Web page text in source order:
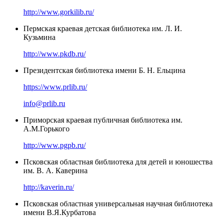
http://www.gorkilib.ru/
Пермская краевая детская библиотека им. Л. И.
Кузьмина
http://www.pkdb.ru/
Президентская библиотека имени Б. Н. Ельцина
https://www.prlib.ru/
info@prlib.ru
Приморская краевая публичная библиотека им.
А.М.Горького
http://www.pgpb.ru/
Псковская областная библиотека для детей и юношества
им. В. А. Каверина
http://kaverin.ru/
Псковская областная универсальная научная библиотека
имени В.Я.Курбатова